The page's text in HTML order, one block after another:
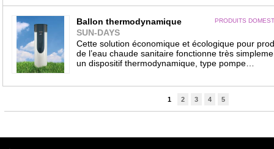
PRODUITS
Ballon thermodynamique
SUN-DAYS
Cette solution économique et écologique pour
de l’eau chaude sanitaire fonctionne très
un dispositif thermodynamique, type pompe…
1 2 3 4 5